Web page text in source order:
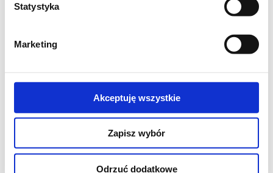
Statystyka
Marketing
Akceptuję wszystkie
Zapisz wybór
Odrzuć dodatkowe
Brigaldara Amarone della Valpolicella Cavolo. Amarone z